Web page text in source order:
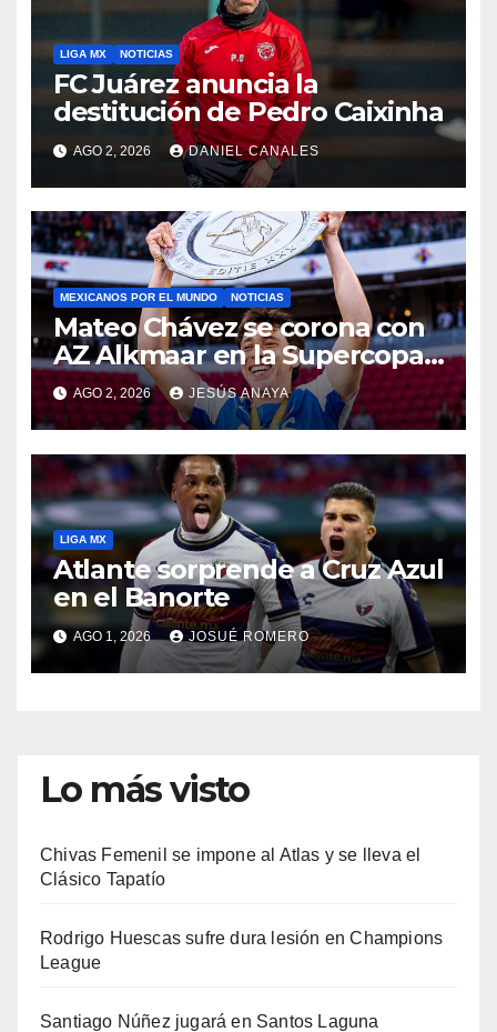
LIGA MX NOTICIAS
FC Juárez anuncia la
destitución de Pedro Caixinha
AGO 2, 2026 DANIEL CANALES
MEXICANOS POR EL MUNDO NOTICIAS
Mateo Chávez se corona con
AZ Alkmaar en la Supercopa
de Países Bajos
AGO 2, 2026 JESÚS ANAYA
LIGA MX
Atlante sorprende a Cruz Azul
en el Banorte
AGO 1, 2026 JOSUÉ ROMERO
Lo más visto
Chivas Femenil se impone al Atlas y se lleva el
Clásico Tapatío
Rodrigo Huescas sufre dura lesión en Champions
League
Santiago Núñez jugará en Santos Laguna